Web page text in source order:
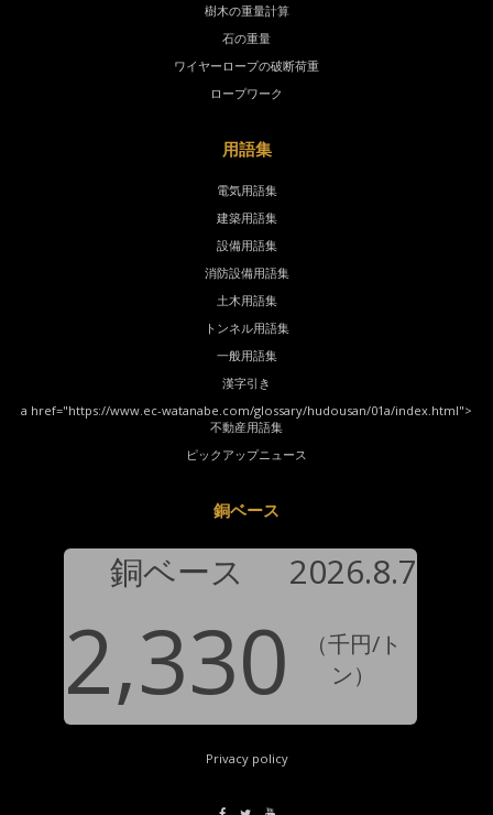
樹木の重量計算
石の重量
ワイヤーロープの破断荷重
ロープワーク
用語集
電気用語集
建築用語集
設備用語集
消防設備用語集
土木用語集
トンネル用語集
一般用語集
漢字引き
a href="https://www.ec-watanabe.com/glossary/hudousan/01a/index.html">
不動産用語集
ピックアップニュース
銅ベース
銅ベース 2026.8.7
2,330
（千円/ト
ン）
Privacy policy